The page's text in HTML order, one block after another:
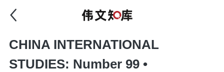
CHINA INTERNATIONAL
STUDIES: Number 99 •